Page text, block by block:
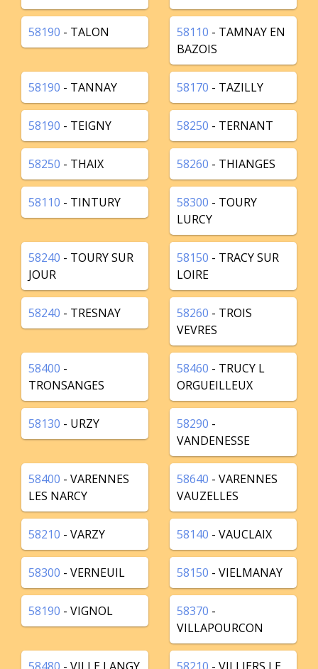
58190 - TALON 58110 - TAMNAY EN
BAZOIS
58190 - TANNAY 58170 - TAZILLY
58190 - TEIGNY 58250 - TERNANT
58250 - THAIX 58260 - THIANGES
58110 - TINTURY 58300 - TOURY
LURCY
58240 - TOURY SUR
JOUR
58150 - TRACY SUR
LOIRE
58240 - TRESNAY 58260 - TROIS
VEVRES
58400 -
TRONSANGES
58460 - TRUCY L
ORGUEILLEUX
58130 - URZY 58290 -
VANDENESSE
58400 - VARENNES
LES NARCY
58640 - VARENNES
VAUZELLES
58210 - VARZY 58140 - VAUCLAIX
58300 - VERNEUIL 58150 - VIELMANAY
58190 - VIGNOL 58370 -
VILLAPOURCON